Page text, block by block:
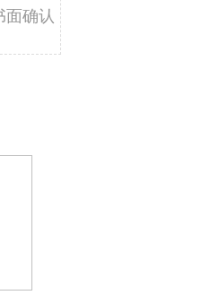
面确认